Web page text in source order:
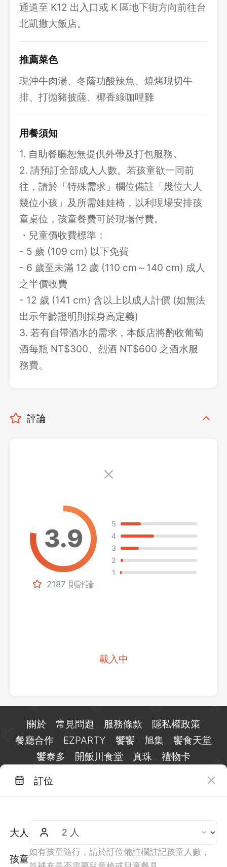
通道至 K12 出入口或 K 區地下街方向前往台
北凱撒大飯店。
推薦菜色
現沖牛肉湯、冬蔭功酸辣魚、燒烤現切牛
排、打拋豬披薩、椰香綠咖哩雞
用餐須知
1. 自助餐廳恕無提供外帶及打包服務。
2. 請預訂全部成人人數。若孩童欲一同前
往，請於「特殊需求」欄位備註「幾位大人
幾位小孩」及所需娃娃椅，以利現場安排孩
童桌位，孩童餐費可於現場付費。
・兒童價收費標準：
- 5 歲 (109 cm) 以下免費
- 6 歲至未滿 12 歲 (110 cm～140 cm) 成人
之半價收費
- 12 歲 (141 cm) 含以上以成人計價 (如無法
出示年齡證明則採身高定義)
3. 若有自帶酒水的需求，本飯店將酌收葡萄
酒每瓶 NT$300、烈酒 NT$600 之酒水服
務費。
評論
2187 則評論
5
4
3
2
1
載入中
訂位
大人
孩童
如有孩童隨行，請於訂位備註欄註記孩童人數，
關於 常見問題 服務條款
隱私權政策
餐廳合作
EZPARTY 饗饗 旭集
饗食天堂
饗泰多
開飯川食堂 真珠 禮物卡
週一至週日 10:00 至 18:00（國定假日除外）
統編：29084823